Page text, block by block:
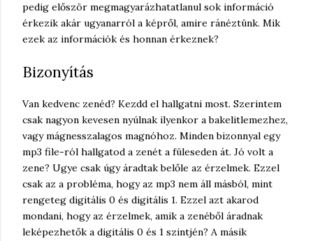
pedig először megmagyarázhatatlanul sok információ
érkezik akár ugyanarról a képről, amire ránéztünk. Mik
ezek az információk és honnan érkeznek?
Bizonyítás
Van kedvenc zenéd? Kezdd el hallgatni most. Szerintem
csak nagyon kevesen nyúlnak ilyenkor a bakelitlemezhez,
vagy mágnesszalagos magnóhoz. Minden bizonnyal egy
mp3 file-ról hallgatod a zenét a füleseden át. Jó volt a
zene? Ugye csak úgy áradtak belőle az érzelmek. Ezzel
csak az a probléma, hogy az mp3 nem áll másból, mint
rengeteg digitális 0 és digitális 1. Ezzel azt akarod
mondani, hogy az érzelmek, amik a zenéből áradnak
leképezhetők a digitális 0 és 1 szintjén? A másik